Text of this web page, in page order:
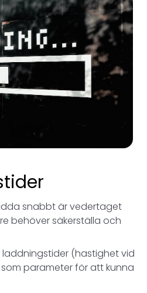
snabbt är vedertaget
behöver säkerställa och
(hastighet vid
parameter för att kunna